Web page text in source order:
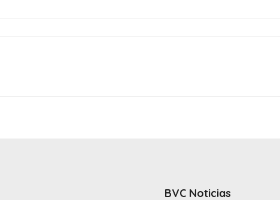
BVC Noticias